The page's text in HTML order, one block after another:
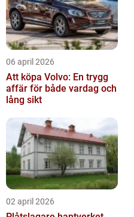
06 april 2026
Att köpa Volvo: En trygg
affär för både vardag och
lång sikt
02 april 2026